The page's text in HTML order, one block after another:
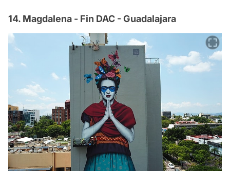
14. Magdalena - Fin DAC - Guadalajara